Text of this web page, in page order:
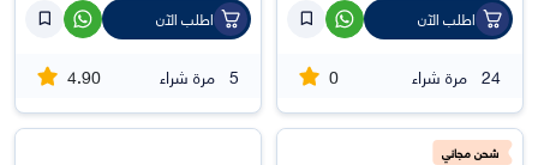
اطلب الآن
24 مرة شراء 0
اطلب الآن
5 مرة شراء 4.90
شحن مجاني